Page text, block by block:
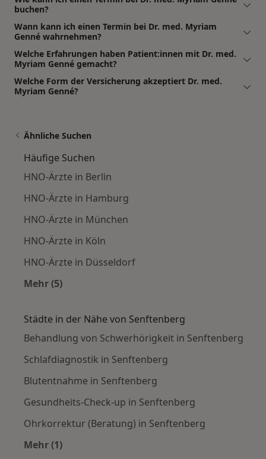
buchen?
Wann kann ich einen Termin bei Dr. med. Myriam
Genné wahrnehmen?
Welche Erfahrungen haben Patient:innen mit Dr. med.
Myriam Genné gemacht?
Welche Form der Versicherung akzeptiert Dr. med.
Myriam Genné?
Ähnliche Suchen
Häufige Suchen
HNO-Ärzte in Berlin
HNO-Ärzte in Hamburg
HNO-Ärzte in München
HNO-Ärzte in Köln
HNO-Ärzte in Düsseldorf
Mehr (5)
Städte in der Nähe von Senftenberg
Behandlung von Schwerhörigkeit in Senftenberg
Schlafdiagnostik in Senftenberg
Blutentnahme in Senftenberg
Gesundheits-Check-up in Senftenberg
Ohrkorrektur (Beratung) in Senftenberg
Mehr (1)